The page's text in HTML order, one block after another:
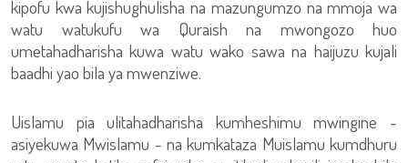
kipofu kwa kujishughulisha na mazungumzo na mmoja wa
watu watukufu wa Quraish na mwongozo huo
umetahadharisha kuwa watu wako sawa na haijuzu kujali
baadhi yao bila ya mwenziwe.
Uislamu pia ulitahadharisha kumheshimu mwingine -
asiyekuwa Mwislamu - na kumkataza Muislamu kumdhuru